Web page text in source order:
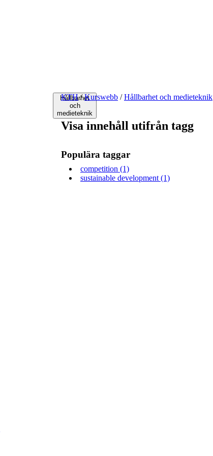
Hållbarhet
och
medieteknik
KTH / Kurswebb / Hållbarhet och medieteknik
Visa innehåll utifrån tagg
Populära taggar
competition (1)
sustainable development (1)